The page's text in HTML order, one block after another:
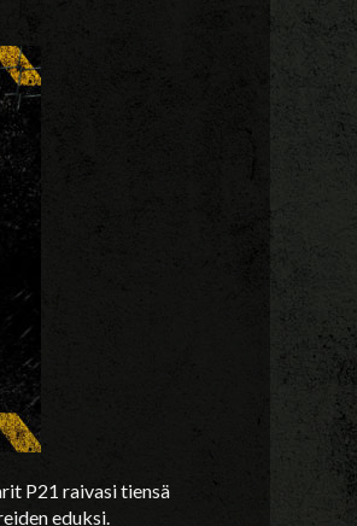
P21 raivasi tiensä
eduksi.